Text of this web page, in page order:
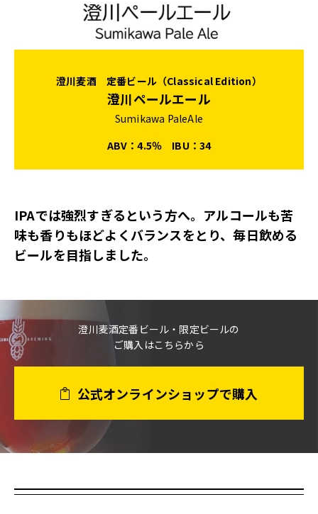
澄川麦酒 定番ビール（Classical Edition）
澄川ペールエール
Sumikawa PaleAle
ABV：4.5％
IBU：34
IPAでは強烈すぎるという方へ。 アルコールも苦
味も香りもほどよくバランスをとり、毎日飲める
ビールを目指しました。
澄川麦酒定番ビール・限定ビールの
ご購入はこちらから
公式オンラインショップで購入